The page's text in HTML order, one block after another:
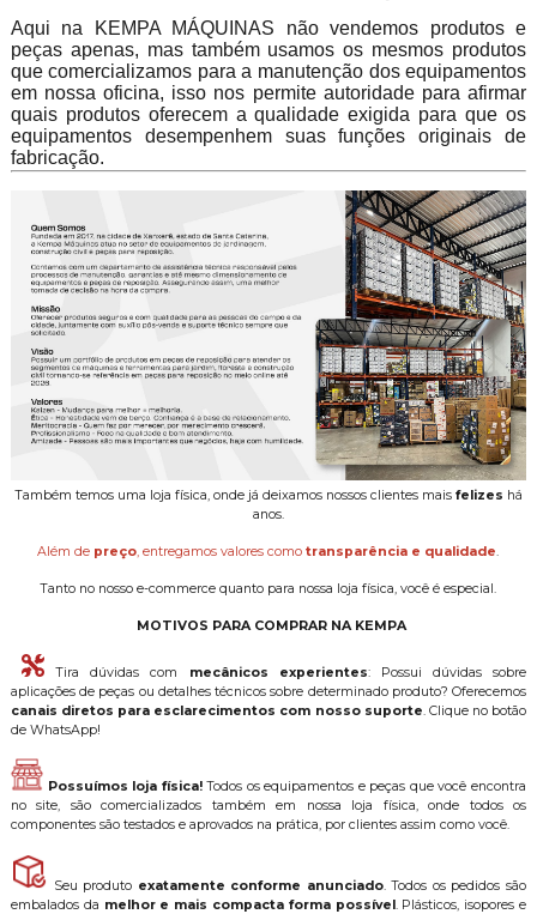
Aqui na KEMPA MÁQUINAS não vendemos produtos e
peças apenas, mas também usamos os mesmos produtos
que comercializamos para a manutenção dos equipamentos
em nossa oficina, isso nos permite autoridade para afirmar
quais produtos oferecem a qualidade exigida para que os
equipamentos desempenhem suas funções originais de
fabricação.
Também temos uma loja física, onde já deixamos nossos clientes mais felizes há
anos.
Além de preço , entregamos valores comotransparência e qualidade
Tanto no nosso e-commerce quanto para nossa loja física, você é especial.
MOTIVOS PARA COMPRAR NA KEMPA
Tira dúvidas com mecânicos experientes: Possui dúvidas sobre
aplicações de peças ou detalhes técnicos sobre determinado produto? Oferecemos
canais diretos para esclarecimentos com nosso suporte . Clique no botão
de WhatsApp!
Possuímos loja física!Todos os equipamentos e peças que você encontra
no site, são comercializados também em nossa loja física, onde todos os
componentes são testados e aprovados na prática, por clientes assim como você.
Seu produto exatamente conforme anunciado. Todos os pedidos são
embalados da melhor e mais compacta forma possível. Plásticos, isopores e